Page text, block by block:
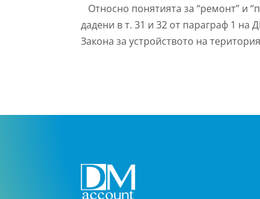
Относно понятията за “ремонт” и
дадени в т. 31 и 32 от параграф 1 на
Закона за устройството на